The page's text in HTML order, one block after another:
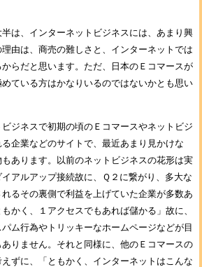
は、インターネットビジネスには、あまり興
由は、商売の難しさと、インターネットでは
らだと思います。ただ、日本のＥコマースが
ている方はかなりいるのではないかとも思い
ジネスで初期の頃のＥコマースやネットビジ
企業などのサイトで、最近あまり見かけな
あります。以前のネットビジネスの花形は実
アルアップ接続故に、Ｑ２に繋がり、多大な
るその裏側で利益を上げていた企業が多数あ
かく、１アクセスでもあれば儲かる」故に、
ム行為やトリッキーなホームページなどが目
りません。それと同様に、他のＥコマースの
ずに、「ともかく、インターネットはこんな